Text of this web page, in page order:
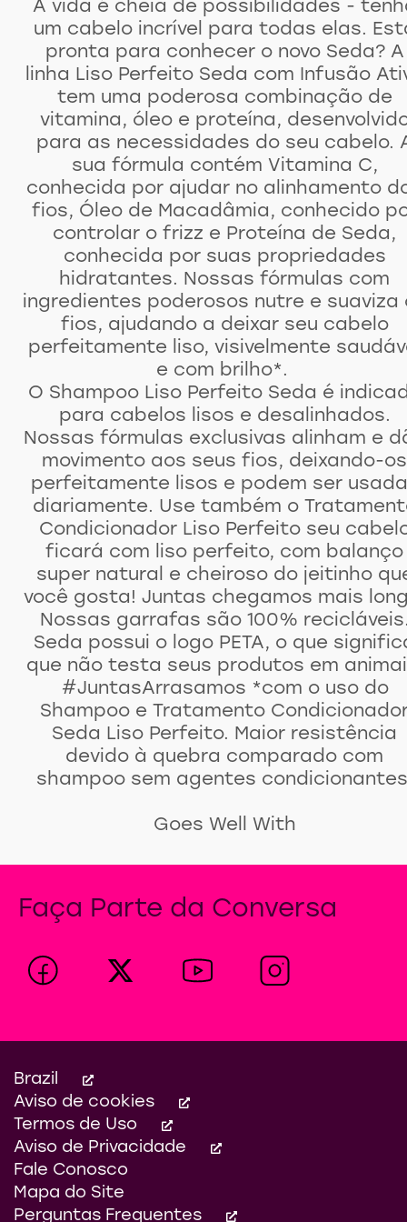
A vida é cheia de possibilidades -
um cabelo incrível para todas elas.
pronta para conhecer o novo Seda? A
linha Liso Perfeito Seda com Infusão
tem uma poderosa combinação de
vitamina, óleo e proteína,
para as necessidades do seu cabelo.
sua fórmula contém Vitamina C,
conhecida por ajudar no alinhamento
fios, Óleo de Macadâmia, conhecido
controlar o frizz e Proteína de Seda,
conhecida por suas propriedades
hidratantes. Nossas fórmulas com
ingredientes poderosos nutre e suaviza
fios, ajudando a deixar seu cabelo
perfeitamente liso, visivelmente
e com brilho*.
O Shampoo Liso Perfeito Seda é
para cabelos lisos e desalinhados.
Nossas fórmulas exclusivas alinham e
movimento aos seus fios, deixando-os
perfeitamente lisos e podem ser
diariamente. Use também o
Condicionador Liso Perfeito seu
ficará com liso perfeito, com balanço
super natural e cheiroso do jeitinho
você gosta! Juntas chegamos mais
Nossas garrafas são 100%
Seda possui o logo PETA, o que
que não testa seus produtos em
#JuntasArrasamos *com o uso do
Shampoo e Tratamento
Seda Liso Perfeito. Maior resistência
devido à quebra comparado com
shampoo sem agentes
Goes Well With
Faça Parte da Conversa
Brazil
Aviso de cookies
Termos de Uso
Aviso de Privacidade
Definições de Cookies
Fale Conosco
Mapa do Site